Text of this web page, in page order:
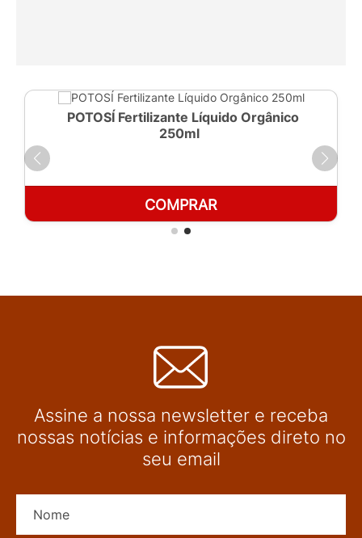
POTOSÍ Fertilizante Líquido Orgânico
250ml
COMPRAR
Assine a nossa newsletter e receba
nossas notícias e informações direto no
seu email